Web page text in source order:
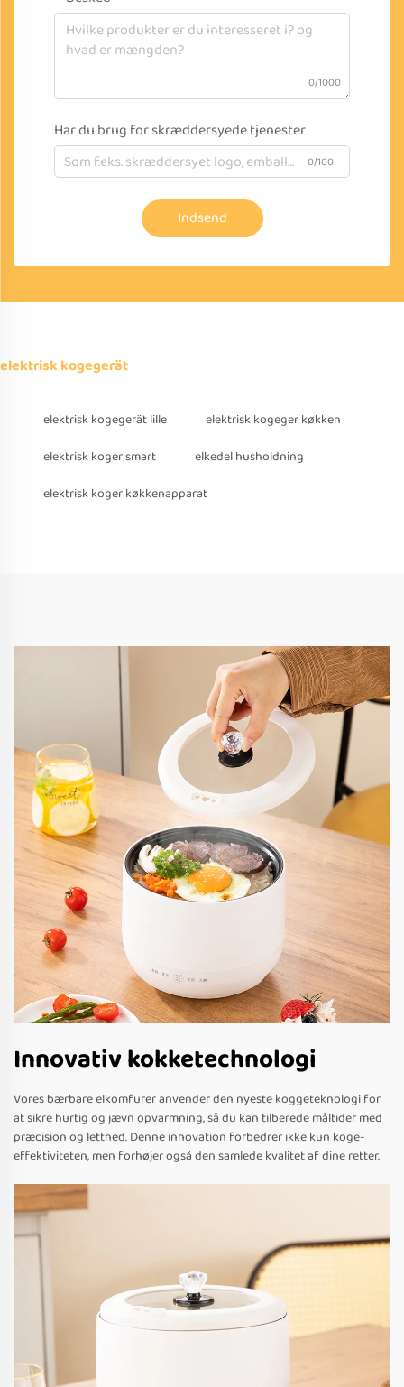
0/1000
Har du brug for skræddersyede tjenester
0/100
Indsend
elektrisk kogegerät
elektrisk kogegerät lille
elektrisk kogeger køkken
elektrisk koger smart
elkedel husholdning
elektrisk koger køkkenapparat
Innovativ kokketechnologi
Vores bærbare elkomfurer anvender den nyeste koggeteknologi for
at sikre hurtig og jævn opvarmning, så du kan tilberede måltider med
præcision og letthed. Denne innovation forbedrer ikke kun koge-
effektiviteten, men forhøjer også den samlede kvalitet af dine retter.